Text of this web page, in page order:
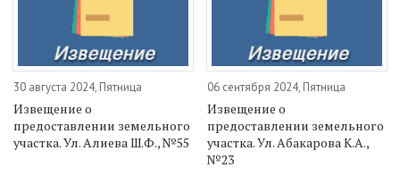
30 августа 2024, Пятница
Извещение о
предоставлении земельного
участка. Ул. Алиева Ш.Ф., №55
06 сентября 2024, Пятница
Извещение о
предоставлении земельного
участка. Ул. Абакарова К.А.,
№23